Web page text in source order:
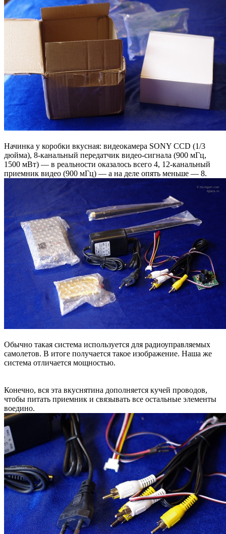
Начинка у коробки вкусная: видеокамера SONY CCD (1/3
дюйма), 8-канальный передатчик видео-сигнала (900 мГц,
1500 мВт) — в реальности оказалось всего 4, 12-канальный
приемник видео (900 мГц) — а на деле опять меньше — 8.
Обычно такая система используется для радиоуправляемых
самолетов. В итоге получается такое изображение. Наша же
система отличается мощностью.
Конечно, вся эта вкуснятина дополняется кучей проводов,
чтобы питать приемник и связывать все остальные элементы
воедино.